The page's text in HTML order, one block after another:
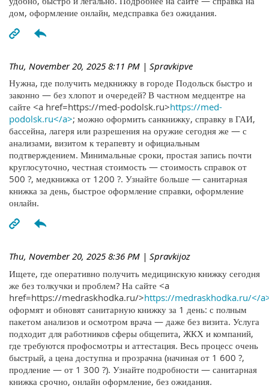
дом, оформление онлайн, медсправка без ожидания.
Thu, November 20, 2025 8:11 PM | Spravkipve
Нужна, где получить медкнижку в городе Подольск быстро и
законно — без хлопот и очередей? В частном медцентре на
сайте <a href=https://med-podolsk.ru>https://med-
podolsk.ru</a>; можно оформить санкнижку, справку в ГАИ,
бассейна, лагеря или разрешения на оружие сегодня же — с
анализами, визитом к терапевту и официальным
подтверждением. Минимальные сроки, простая запись почти
круглосуточно, честная стоимость — стоимость справок от
500 ?, медкнижка от 1200 ?. Узнайте больше — санитарная
книжка за день, быстрое оформление справки, оформление
онлайн.
Thu, November 20, 2025 8:36 PM | Spravkijoz
Ищете, где оперативно получить медицинскую книжку сегодня
же без толкучки и проблем? На сайте <a
href=https://medraskhodka.ru/>https://medraskhodka.ru/</
оформят и обновят санитарную книжку за 1 день: с полным
пакетом анализов и осмотром врача — даже без визита. Услуга
подходит для работников сферы общепита, ЖКХ и компаний,
где требуются профосмотры и аттестация. Весь процесс очень
быстрый, а цена доступна и прозрачна (начиная от 1 600 ?,
продление — от 1 300 ?). Узнайте подробности — санитарная
книжка срочно, онлайн оформление, без ожидания.